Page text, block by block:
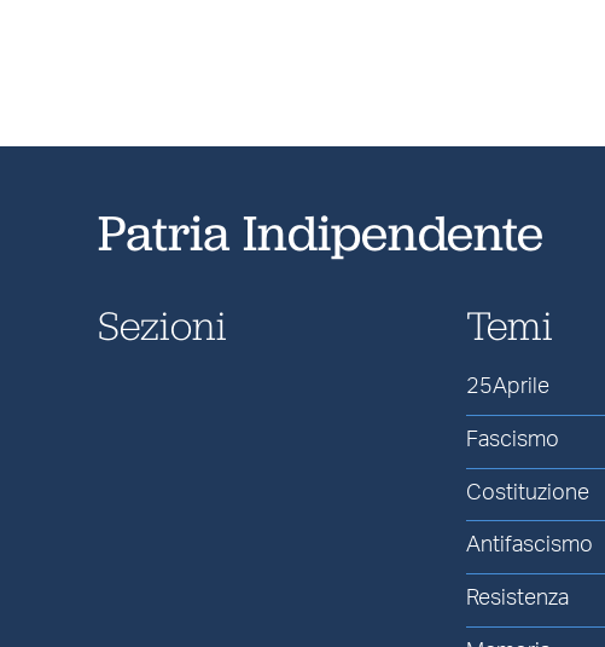
Patria Indipendente
Sezioni Temi
25Aprile
Fascismo
Costituzione
Antifascismo
Resistenza